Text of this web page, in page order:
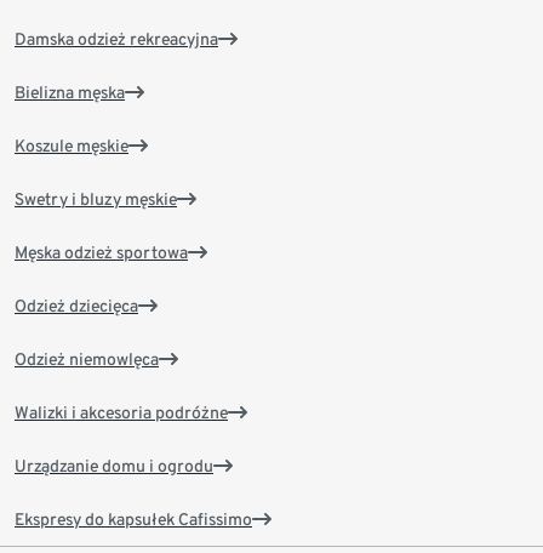
Damska odzież rekreacyjna
Bielizna męska
Koszule męskie
Swetry i bluzy męskie
Męska odzież sportowa
Odzież dziecięca
Odzież niemowlęca
Walizki i akcesoria podróżne
Urządzanie domu i ogrodu
Ekspresy do kapsułek Cafissimo